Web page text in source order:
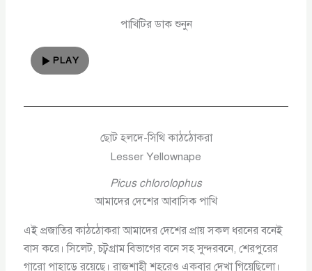
পাখিটির ডাক শুনুন
PLAY
ছোট হলদে-সিথি কাঠঠোকরা
Lesser Yellownape
Picus chlorolophus
আমাদের দেশের আবাসিক পাখি
এই প্রজাতির কাঠঠোকরা আমাদের দেশের প্রায় সকল ধরনের বনেই
বাস করে। সিলেট, চট্বগ্রাম বিভাগের বনে সহ সুন্দরবনে, শেরপুরের
গারো পাহাড়ে রয়েছে। রাজশাহী শহরেও একবার দেখা গিয়েছিলো।